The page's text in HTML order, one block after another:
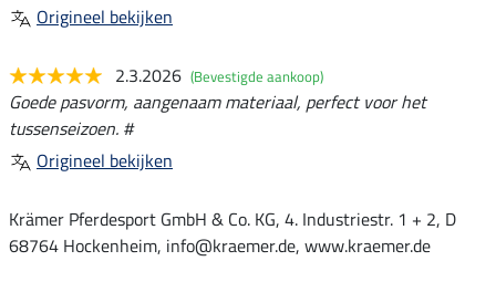
Origineel bekijken
2.3.2026 (Bevestigde aankoop)
Goede pasvorm, aangenaam materiaal, perfect voor het
tussenseizoen. #
Origineel bekijken
Krämer Pferdesport GmbH & Co. KG, 4. Industriestr. 1 + 2, D
68764 Hockenheim, info@kraemer.de, www.kraemer.de